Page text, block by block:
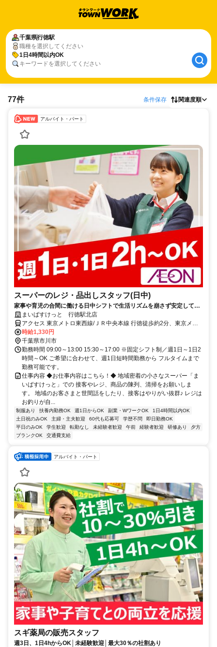
千葉県行徳駅
職種を選択してください
1日4時間以内OK
キーワードを選択してください
77件 条件保存 関連度順
アルバイト・パート
スーパーのレジ・品出しスタッフ(日中)
家事や育児の合間に働ける日中シフトで生活リズムを崩さず安定して働
きませんか？レジや品出しなど基本業務からスタートできるのでブラン
クがある方や未経験の方も安心！
まいばすけっと 行徳駅北店
アクセス 東京メトロ東西線/ＪＲ中央本線 行徳徒歩約2分、東京メト
ロ東西線/ＪＲ中央本線 妙典北口徒歩約18分、東京メトロ東西線/ＪＲ
中央本線 南行徳北口徒歩約23分 ★週1日～OK ★日祝時給50円UP
時給1,330円
千葉県市川市
勤務時間 09:00～13:00 15:30～17:00 ※固定シフト制／週1日～1日2
時間～OK ご希望に合わせて、週1日短時間勤務から フルタイムまで
勤務可能です。
仕事内容 ◆お仕事内容はこちら！◆ 地域密着の小さなスーパー「ま
いばすけっと」での 接客やレジ、商品の陳列、清掃をお願いしま
す。 地域のお客さまと世間話をしたり、接客はやりがい抜群♪ レジは
お釣りが自...
制服あり 扶養内勤務OK 週1日からOK 副業・WワークOK
1日4時間以内OK
土日祝のみOK
主婦・主夫歓迎 60代も応募可 学歴不問
即日勤務OK
平日のみOK
学生歓迎 転勤なし 未経験者歓迎 午前 経験者歓迎 研修あり
夕方
ブランクOK
交通費支給
アルバイト・パート
スギ薬局の販売スタッフ
週3日、1日4hからOK│未経験歓迎│最大30％の社割あり